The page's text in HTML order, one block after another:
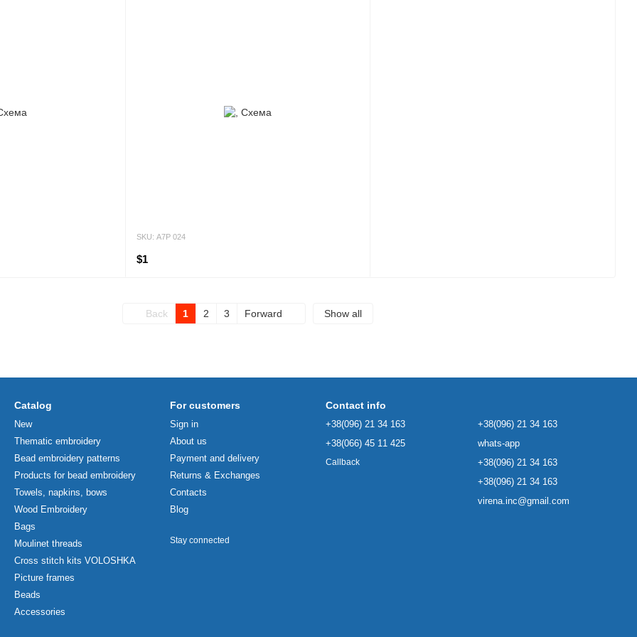
SKU: А7Р 024
$1
Back 1 2 3 Forward Show all
Catalog
New
Thematic embroidery
Bead embroidery patterns
Products for bead embroidery
Towels, napkins, bows
Wood Embroidery
Bags
Moulinet threads
Cross stitch kits VOLOSHKA
Picture frames
Beads
Accessories
For customers
Sign in
About us
Payment and delivery
Returns & Exchanges
Contacts
Blog
Stay connected
Contact info
+38(096) 21 34 163
+38(066) 45 11 425
Callback
+38(096) 21 34 163
whats-app
+38(096) 21 34 163
+38(096) 21 34 163
virena.inc@gmail.com